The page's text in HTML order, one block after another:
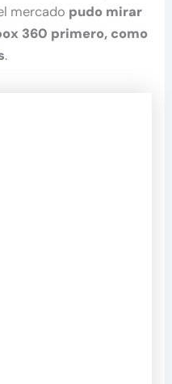
mercado pudo mirar
360 primero, como
.